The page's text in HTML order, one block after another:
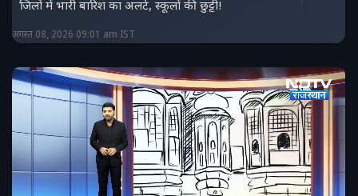
जिलों में भारी बारिश का अलर्ट, स्कूलों की छुट्टी!
अगस्त 08, 2026 09:01 am IST